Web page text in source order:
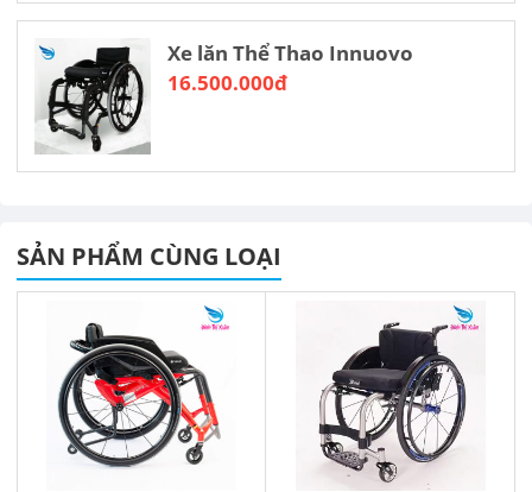
Xe lăn Thể Thao Innuovo
16.500.000đ
SẢN PHẨM CÙNG LOẠI